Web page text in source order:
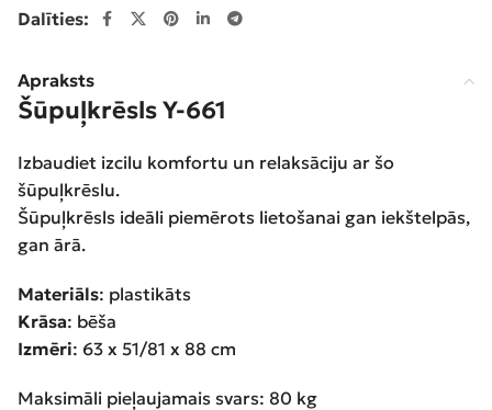
Dalīties:
Apraksts
Šūpuļkrēsls Y-661
Izbaudiet izcilu komfortu un relaksāciju ar šo
šūpuļkrēslu.
Šūpuļkrēsls ideāli piemērots lietošanai gan iekštelpās,
gan ārā.
Materiāls: plastikāts
Krāsa: bēša
Izmēri: 63 x 51/81 x 88 cm
Maksimāli pieļaujamais svars: 80 kg